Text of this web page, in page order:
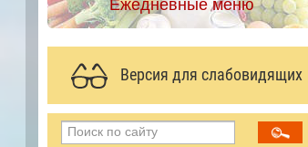
Ежедневные меню
Версия для слабовидящих